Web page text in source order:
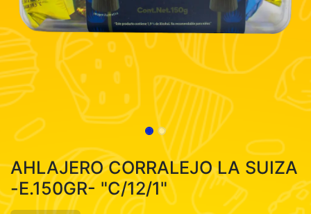
AHLAJERO CORRALEJO LA SUIZA
-E.150GR- "C/12/1"